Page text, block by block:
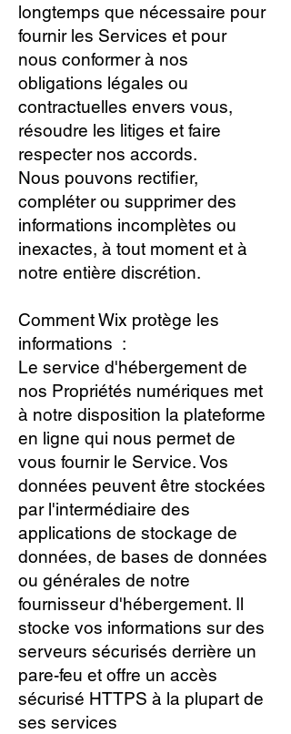
longtemps que nécessaire pour
fournir les Services et pour
nous conformer à nos
obligations légales ou
contractuelles envers vous,
résoudre les litiges et faire
respecter nos accords.
Nous pouvons rectifier,
compléter ou supprimer des
informations incomplètes ou
inexactes, à tout moment et à
notre entière discrétion.
Comment Wix protège les
informations :
Le service d'hébergement de
nos Propriétés numériques met
à notre disposition la plateforme
en ligne qui nous permet de
vous fournir le Service. Vos
données peuvent être stockées
par l'intermédiaire des
applications de stockage de
données, de bases de données
ou générales de notre
fournisseur d'hébergement. Il
stocke vos informations sur des
serveurs sécurisés derrière un
pare-feu et offre un accès
sécurisé HTTPS à la plupart de
ses services